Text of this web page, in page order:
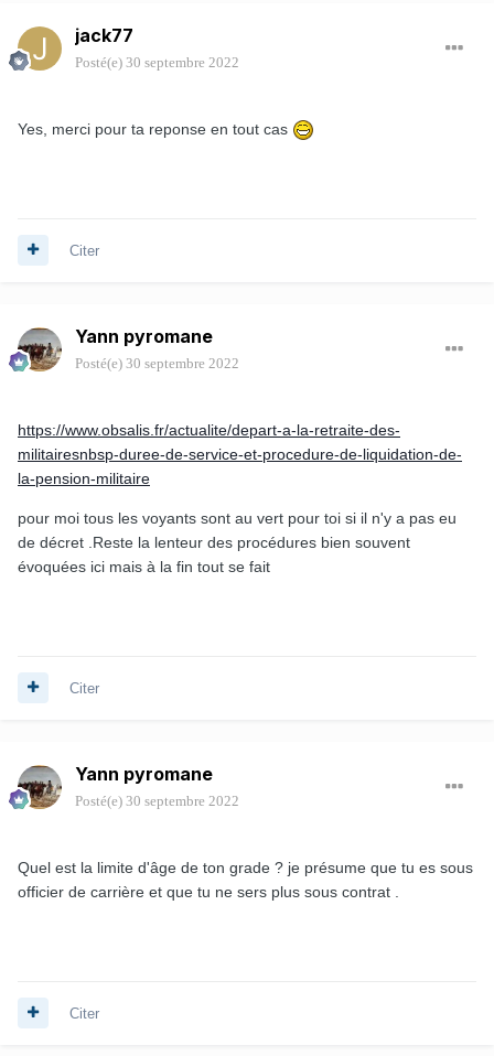
jack77
Posté(e) 30 septembre 2022
Yes, merci pour ta reponse en tout cas
Citer
Yann pyromane
Posté(e) 30 septembre 2022
https://www.obsalis.fr/actualite/depart-a-la-retraite-des-
militairesnbsp-duree-de-service-et-procedure-de-liquidation-de-
la-pension-militaire
pour moi tous les voyants sont au vert pour toi si il n'y a pas eu
de décret .Reste la lenteur des procédures bien souvent
évoquées ici mais à la fin tout se fait
Citer
Yann pyromane
Posté(e) 30 septembre 2022
Quel est la limite d'âge de ton grade ? je présume que tu es sous
officier de carrière et que tu ne sers plus sous contrat .
Citer